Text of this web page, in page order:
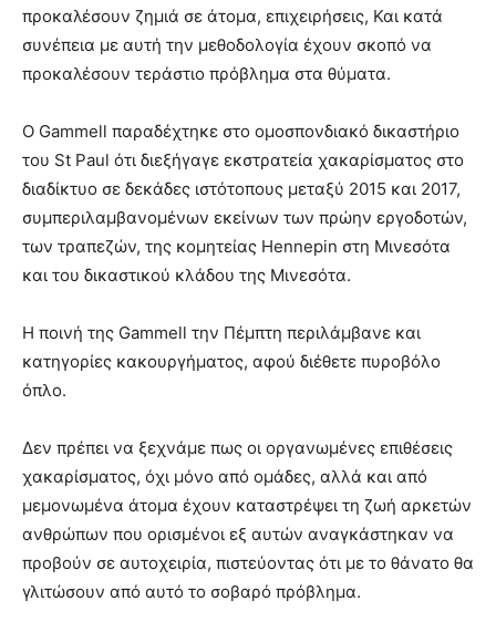
προκαλέσουν ζημιά σε άτομα, επιχειρήσεις, Και κατά
συνέπεια με αυτή την μεθοδολογία έχουν σκοπό να
προκαλέσουν τεράστιο πρόβλημα στα θύματα.
Ο Gammell παραδέχτηκε στο ομοσπονδιακό δικαστήριο
του St Paul ότι διεξήγαγε εκστρατεία χακαρίσματος στο
διαδίκτυο σε δεκάδες ιστότοπους μεταξύ 2015 και 2017,
συμπεριλαμβανομένων εκείνων των πρώην εργοδοτών,
των τραπεζών, της κομητείας Hennepin στη Μινεσότα
και του δικαστικού κλάδου της Μινεσότα.
Η ποινή της Gammell την Πέμπτη περιλάμβανε και
κατηγορίες κακουργήματος, αφού διέθετε πυροβόλο
όπλο.
Δεν πρέπει να ξεχνάμε πως οι οργανωμένες επιθέσεις
χακαρίσματος, όχι μόνο από ομάδες, αλλά και από
μεμονωμένα άτομα έχουν καταστρέψει τη ζωή αρκετών
ανθρώπων που ορισμένοι εξ αυτών αναγκάστηκαν να
προβούν σε αυτοχειρία, πιστεύοντας ότι με το θάνατο θα
γλιτώσουν από αυτό το σοβαρό πρόβλημα.